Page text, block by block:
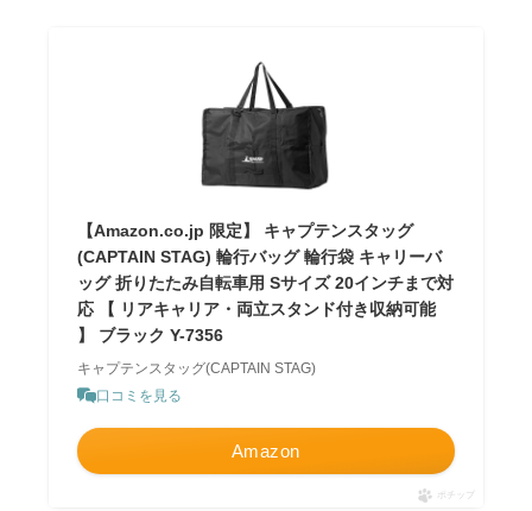
【Amazon.co.jp 限定】 キャプテンスタッグ
(CAPTAIN STAG) 輪行バッグ 輪行袋 キャリーバ
ッグ 折りたたみ自転車用 Sサイズ 20インチまで対
応 【 リアキャリア・両立スタンド付き収納可能
】 ブラック Y-7356
キャプテンスタッグ(CAPTAIN STAG)
口コミを見る
Amazon
ポチップ